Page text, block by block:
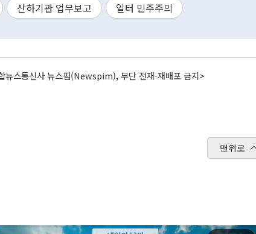
산하기관 업무보고 일터 민주주의
뉴스통신사 뉴스핌(Newspim), 무단 전재-재배포 금지>
맨위로